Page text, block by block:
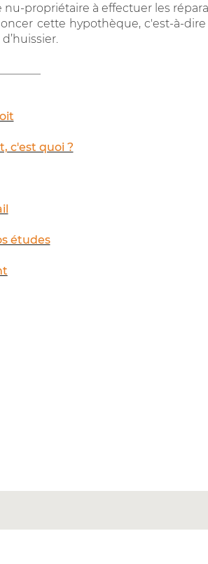
propriétaire à effectuer les
cette hypothèque, c'est-à-
c'est quoi ?
études